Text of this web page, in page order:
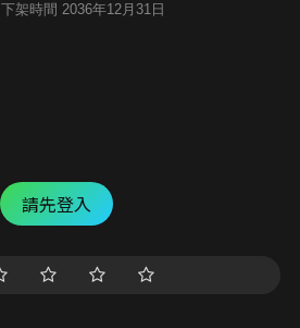
下架時間 2036年12月31日
請先登入